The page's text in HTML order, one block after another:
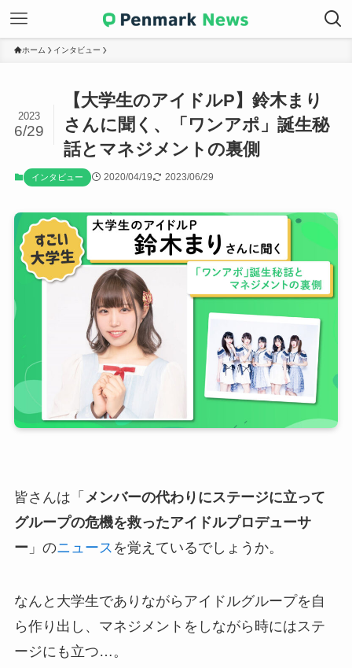
ホーム インタビュー
【大学生のアイドルP】鈴木まり
さんに聞く、「ワンアポ」誕生秘
話とマネジメントの裏側
2023
6/29
インタビュー 2020/04/19 2023/06/29
皆さんは「 メンバーの代わりにステージに立って
グループの危機を救ったアイドルプロデューサ
ー 」のニュース を覚えているでしょうか。
なんと大学生でありながらアイドルグループを自
ら作り出し、マネジメントをしながら時にはステ
ージにも立つ…。